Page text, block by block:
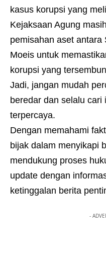
kasus korupsi yang
Kejaksaan Agung
pemisahan aset
Moeis untuk
korupsi yang
Jadi, jangan mudah
beredar dan selalu cari
terpercaya.
Dengan memahami
bijak dalam menyikapi
mendukung proses
update dengan
ketinggalan berita
-